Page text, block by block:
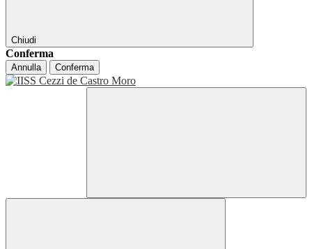
Chiudi
Conferma
Annulla Conferma